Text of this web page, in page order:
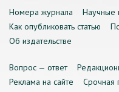
Номера журнала Научные
Как опубликовать статью
Об издательстве
Вопрос — ответ
Реклама на сайте
Срочная